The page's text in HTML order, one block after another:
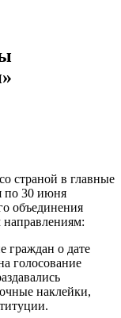
страной в главные
по 30 июня
объединения
направлениям:
граждан о дате
голосование
наклейки,